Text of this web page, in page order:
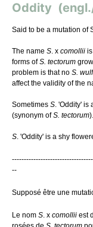
Oddity
Said to be a mutation of
The name S. x comollii
forms ofS. tectorum
problem is that no S.
affect the validity of the
Sometimes S. 'Oddity' is
(synonym ofS. tectorum).
S. 'Oddity' is a shy
--
Supposé être une
Le nom S. x comollii est